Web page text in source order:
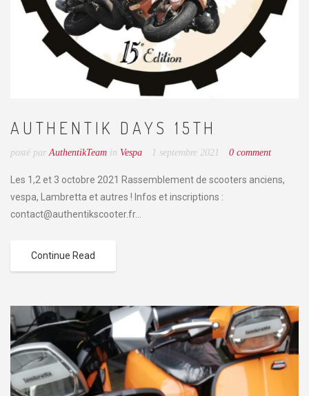
AUTHENTIK DAYS 15TH
posté par AuthentikTeam in Vespa 1 septembre 2021 0 comment
Les 1,2 et 3 octobre 2021 Rassemblement de scooters anciens,
vespa, Lambretta et autres ! Infos et inscriptions :
contact@authentikscooter.fr...
Continue Read